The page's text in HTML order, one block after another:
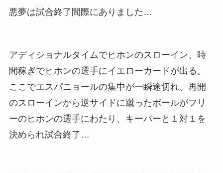
悪夢は試合終了間際にありました…
アディショナルタイムでヒホンのスローイン、時
間稼ぎでヒホンの選手にイエローカードが出る。
ここでエスパニョールの集中が一瞬途切れ、再開
のスローインから逆サイドに蹴ったボールがフリ
ーのヒホンの選手にわたり、キーパーと１対１を
決められ試合終了…